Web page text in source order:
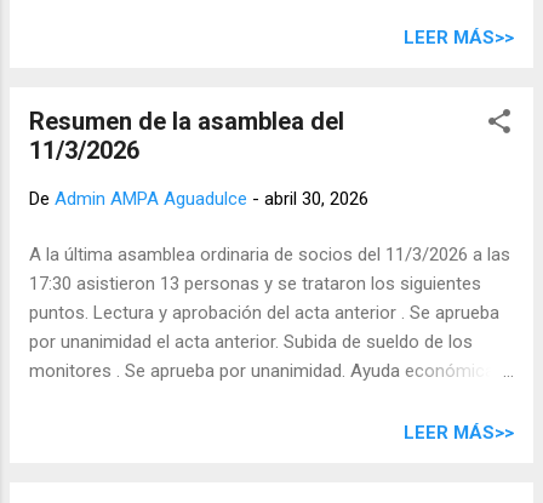
aprobación del acta anterior. Presentación y aprobación, si
LEER MÁS>>
Resumen de la asamblea del
11/3/2026
De Admin AMPA Aguadulce - abril 30, 2026
A la última asamblea ordinaria de socios del 11/3/2026 a las
17:30 asistieron 13 personas y se trataron los siguientes
puntos. Lectura y aprobación del acta anterior . Se aprueba
por unanimidad el acta anterior. Subida de sueldo de los
monitores . Se aprueba por unanimidad. Ayuda económica
la obra de mejora prevista para el escenario. Se pospone la
LEER MÁS>>